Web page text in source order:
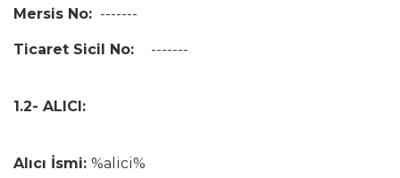
Mersis No: -------
Ticaret Sicil No: -------
1.2- ALICI:
Alıcı İsmi: %alici%